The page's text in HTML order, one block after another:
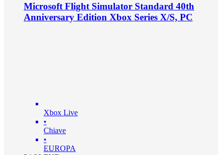
Microsoft Flight Simulator Standard 40th
Anniversary Edition Xbox Series X/S, PC
Xbox Live
•
Chiave
•
EUROPA